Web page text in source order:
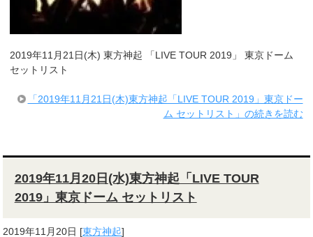
2019年11月21日(木) 東方神起 「LIVE TOUR 2019」 東京ドーム
セットリスト
「2019年11月21日(木)東方神起「LIVE TOUR 2019」東京ドー
ム セットリスト」の続きを読む
2019年11月20日(水)東方神起「LIVE TOUR
2019」東京ドーム セットリスト
2019年11月20日 [東方神起]